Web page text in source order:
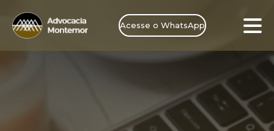
Acesse o WhatsApp